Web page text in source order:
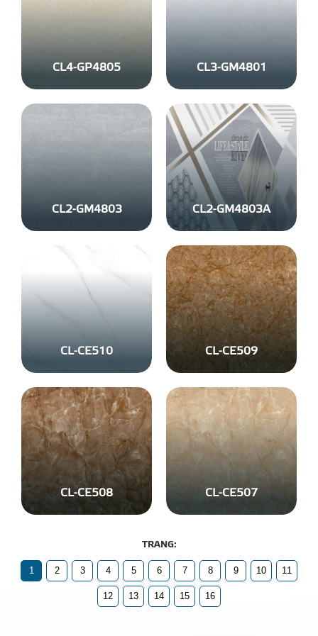
CL4-GP4805 CL3-GM4801
CL2-GM4803 CL2-GM4803A
CL-CE510 CL-CE509
CL-CE508 CL-CE507
1 2 3 4 5 6 7 8 9 10 11
12 13 14 15 16